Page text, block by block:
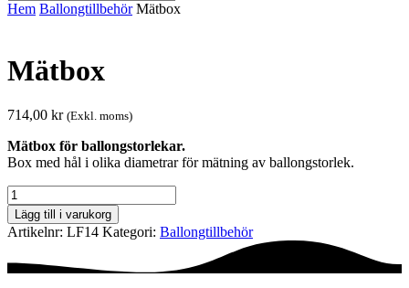
Hem Ballong­tillbehör Mätbox
Mätbox
714,00 kr (Exkl. moms)
Mätbox för ballongstorlekar.
Box med hål i olika diametrar för mätning av ballongstorlek.
Mätbox
mängd
Lägg till i varukorg
Artikelnr: LF14 Kategori: Ballong­tillbehör